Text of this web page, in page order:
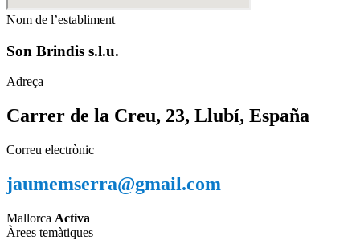
Nom de l’establiment
Son Brindis s.l.u.
Adreça
Carrer de la Creu, 23, Llubí, España
Correu electrònic
jaumemserra@gmail.com
Mallorca Activa
Àrees temàtiques